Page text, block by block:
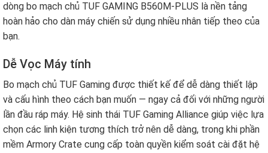
dòng bo mạch chủ TUF GAMING B560M-PLUS là nền tảng
hoàn hảo cho dàn máy chiến sử dụng nhiều nhân tiếp theo của
bạn.
Dễ Vọc Máy tính
Bo mạch chủ TUF Gaming được thiết kế để dễ dàng thiết lập
và cấu hình theo cách bạn muốn — ngay cả đối với những người
lần đầu ráp máy. Hệ sinh thái TUF Gaming Alliance giúp việc lựa
chọn các linh kiện tương thích trở nên dễ dàng, trong khi phần
mềm Armory Crate cung cấp toàn quyền kiểm soát cài đặt hệ